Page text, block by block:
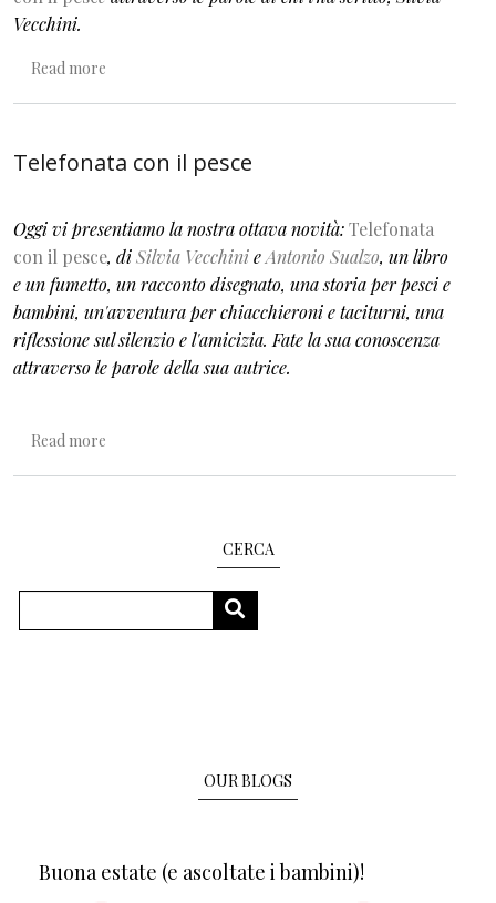
Vecchini.
Read more
Telefonata con il pesce
Oggi vi presentiamo la nostra ottava novità:Telefonata
con il pesce, diSilvia VecchinieAntonio Sualzo, un libro
e un fumetto, un racconto disegnato, una storia per pesci e
bambini, un'avventura per chiacchieroni e taciturni, una
riflessione sul silenzio e l'amicizia. Fate la sua conoscenza
attraverso le parole della sua autrice.
Read more
CERCA
SEARCH
OUR BLOGS
Buona estate (e ascoltate i bambini)!